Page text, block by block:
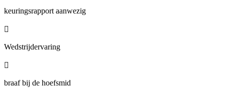
keuringsrapport aanwezig

Wedstrijdervaring

braaf bij de hoefsmid